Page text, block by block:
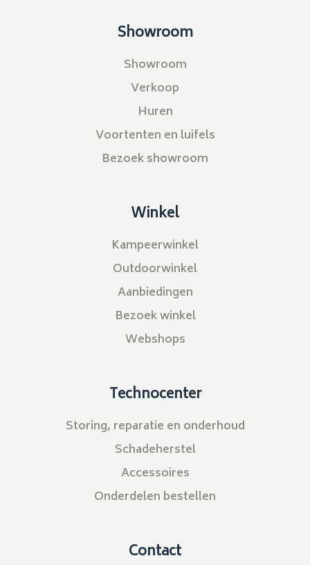
Showroom
Showroom
Verkoop
Huren
Voortenten en luifels
Bezoek showroom
Winkel
Kampeerwinkel
Outdoorwinkel
Aanbiedingen
Bezoek winkel
Webshops
Technocenter
Storing, reparatie en onderhoud
Schadeherstel
Accessoires
Onderdelen bestellen
Contact